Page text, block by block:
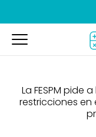
La FESPM pide
restricciones en